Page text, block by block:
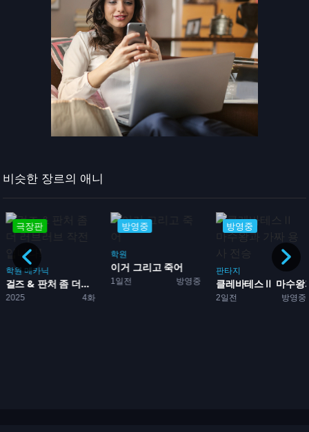
비슷한 장르의 애니
...
극장판
학원 메카닉
2025 4화
걸즈 & 판처 좀 더...
방영중
학원
1일전 방영중
이거 그리고 죽어
방영중
판타지
2일전 방영중
클레바테스Ⅱ 마수왕